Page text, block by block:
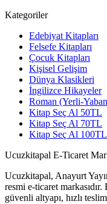
Kategoriler
Edebiyat Kitapları
Felsefe Kitapları
Çocuk Kitapları
Kişisel Gelişim
Dünya Klasikleri
İngilizce Hikayeler
Roman (Yerli-
Kitap Seç Al 50TL
Kitap Seç Al 70TL
Kitap Seç Al 100TL
Ucuzkitapal E-Ticaret
Ucuzkitapal, Anayurt
resmi e-ticaret
güvenli altyapı, hızlı